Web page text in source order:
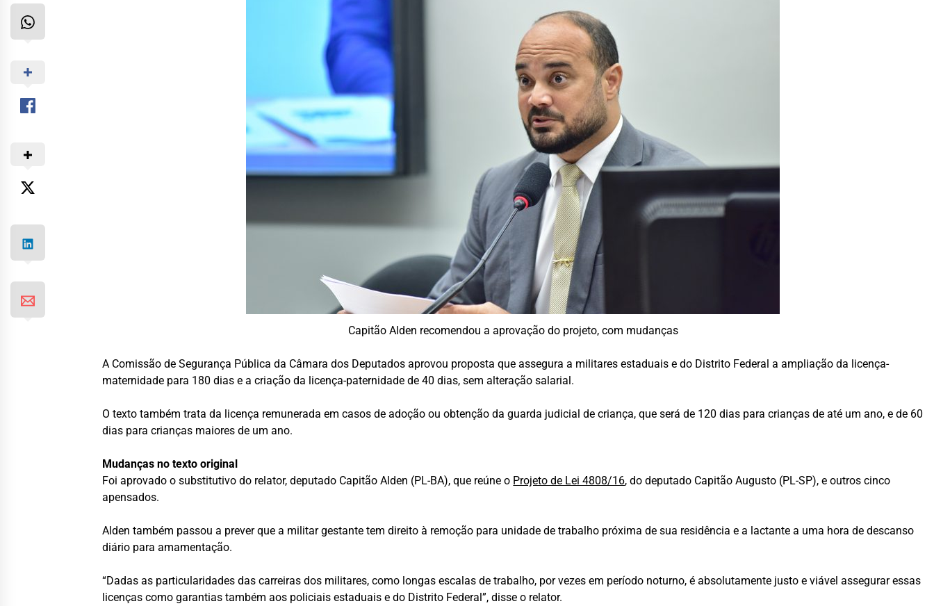
Capitão Alden recomendou a aprovação do projeto, com mudanças
A Comissão de Segurança Pública da Câmara dos Deputados aprovou proposta que assegura a militares estaduais e do Distrito Federal a ampliação da licença-
maternidade para 180 dias e a criação da licença-paternidade de 40 dias, sem alteração salarial.
O texto também trata da licença remunerada em casos de adoção ou obtenção da guarda judicial de criança, que será de 120 dias para crianças de até um ano, e de 60
dias para crianças maiores de um ano.
Mudanças no texto original
Foi aprovado osubstitutivo do relator, deputado Capitão Alden (PL-BA), que reúne o Projeto de Lei 4808/16, do deputado Capitão Augusto (PL-SP), e outros cinco
apensados.
Alden também passou a prever que a militar gestante tem direito à remoção para unidade de trabalho próxima de sua residência e a lactante a uma hora de descanso
diário para amamentação.
“Dadas as particularidades das carreiras dos militares, como longas escalas de trabalho, por vezes em período noturno, é absolutamente justo e viável assegurar essas
licenças como garantias também aos policiais estaduais e do Distrito Federal”, disse o relator.